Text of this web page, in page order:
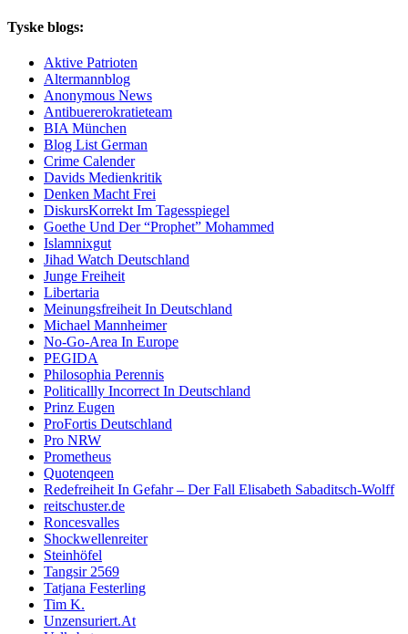
Tyske blogs:
Aktive Patrioten
Altermannblog
Anonymous News
Antibuererokratieteam
BIA München
Blog List German
Crime Calender
Davids Medienkritik
Denken Macht Frei
DiskursKorrekt Im Tagesspiegel
Goethe Und Der “Prophet” Mohammed
Islamnixgut
Jihad Watch Deutschland
Junge Freiheit
Libertaria
Meinungsfreiheit In Deutschland
Michael Mannheimer
No-Go-Area In Europe
PEGIDA
Philosophia Perennis
Politicallly Incorrect In Deutschland
Prinz Eugen
ProFortis Deutschland
Pro NRW
Prometheus
Quotenqeen
Redefreiheit In Gefahr – Der Fall Elisabeth Sabaditsch-Wolff
reitschuster.de
Roncesvalles
Shockwellenreiter
Steinhöfel
Tangsir 2569
Tatjana Festerling
Tim K.
Unzensuriert.At